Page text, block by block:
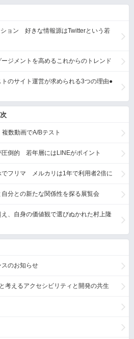
ョン 好きな情報源はTwitterという若
ジメントを高めるこれからのトレンド
のサイト運営が求められる3つの理由●
数動画でA/Bテスト
倒的 若年層にはLINEがポイント
でフリマ メルカリは1年で利用者2倍に
分との新たな関係性を探る展覧会
、自身の価値観で選びぬかれた村上隆
のお知らせ
考えるアクセシビリティと開発の共生